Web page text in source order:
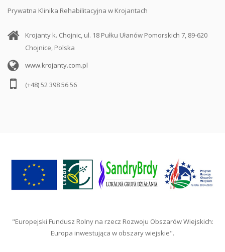
Prywatna Klinika Rehabilitacyjna w Krojantach
Krojanty k. Chojnic, ul. 18 Pułku Ułanów Pomorskich 7, 89-620
Chojnice, Polska
www.krojanty.com.pl
(+48) 52 398 56 56
"Europejski Fundusz Rolny na rzecz Rozwoju Obszarów Wiejskich:
Europa inwestująca w obszary wiejskie".